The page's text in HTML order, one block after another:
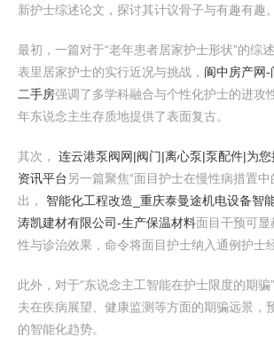
新护士综述论文，探讨其计议骨子与有趣有趣。
最初，一篇对于“老年患者居家护士形状”的综
表里居家护士的实行近况与挑战， 阆中房产网-
二手房强调了多学科融合与个性化护士的进攻
年东说念主生存质地提供了表面复古。
其次， 连云港泵阀网|阀门|离心泵|泵配件|为
资讯平台另一篇聚焦“面目护士在慢性病措置中
出， 智能化工程改造_重庆泰曼途机电设备智
涛凯建材有限公司-生产保温材料面目干预可显
性与诊治效果，命令将面目护士纳入通例护士
此外，对于“东说念主工智能在护士限度的期骗
夫在疾病展望、健康监测等方面的期骗远景，
的智能化趋势。